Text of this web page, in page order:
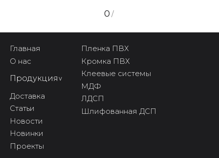
0 /
Главная
О нас
Продукция^
Доставка
Статьи
Новости
Новинки
Проекты
Пленка ПВХ
Кромка ПВХ
Клеевые системы
МДФ
ЛДСП
Шлифованная ДСП